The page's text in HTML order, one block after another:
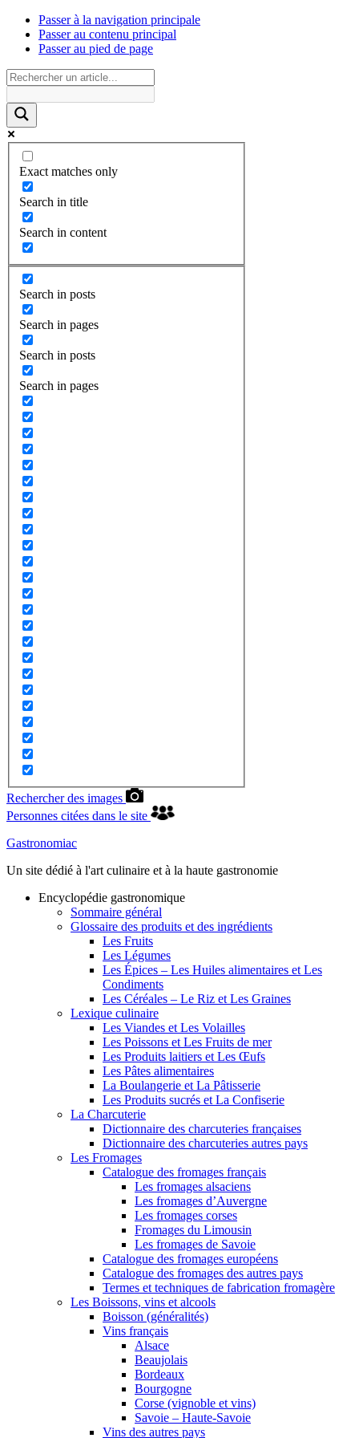
Passer à la navigation principale
Passer au contenu principal
Passer au pied de page
Exact matches only
Search in title
Search in content
Search in posts
Search in pages
Search in posts
Search in pages
Rechercher des images
Personnes citées dans le site
Gastronomiac
Un site dédié à l'art culinaire et à la haute gastronomie
Encyclopédie gastronomique
Sommaire général
Glossaire des produits et des ingrédients
Les Fruits
Les Légumes
Les Épices – Les Huiles alimentaires et Les
Condiments
Les Céréales – Le Riz et Les Graines
Lexique culinaire
Les Viandes et Les Volailles
Les Poissons et Les Fruits de mer
Les Produits laitiers et Les Œufs
Les Pâtes alimentaires
La Boulangerie et La Pâtisserie
Les Produits sucrés et La Confiserie
La Charcuterie
Dictionnaire des charcuteries françaises
Dictionnaire des charcuteries autres pays
Les Fromages
Catalogue des fromages français
Les fromages alsaciens
Les fromages d’Auvergne
Les fromages corses
Fromages du Limousin
Les fromages de Savoie
Catalogue des fromages européens
Catalogue des fromages des autres pays
Termes et techniques de fabrication fromagère
Les Boissons, vins et alcools
Boisson (généralités)
Vins français
Alsace
Beaujolais
Bordeaux
Bourgogne
Corse (vignoble et vins)
Savoie – Haute-Savoie
Vins des autres pays